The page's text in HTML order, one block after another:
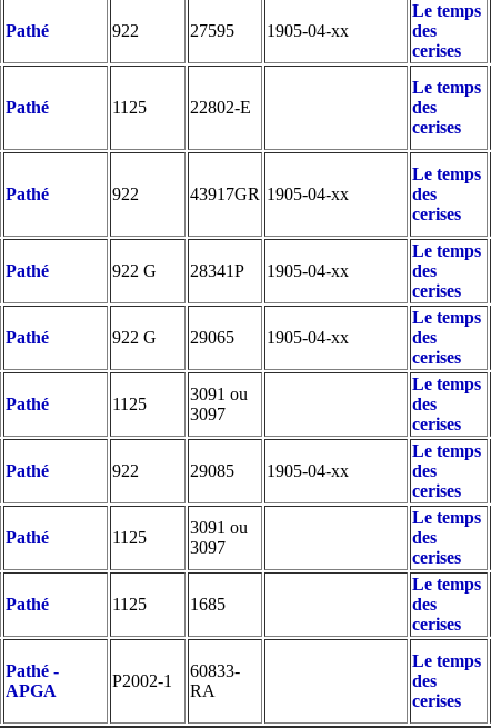
Pathé 922 27595 1905-04-xx
Le temps
des
cerises
Pathé 1125 22802-E
Le temps
des
cerises
Pathé 922 43917GR 1905-04-xx
Le temps
des
cerises
Pathé 922 G 28341P 1905-04-xx
Le temps
des
cerises
Pathé 922 G 29065 1905-04-xx
Le temps
des
cerises
Pathé 1125
3091 ou
3097
Le temps
des
cerises
Pathé 922 29085 1905-04-xx
Le temps
des
cerises
Pathé 1125
3091 ou
3097
Le temps
des
cerises
Pathé 1125 1685
Le temps
des
cerises
Pathé -
APGA
P2002-1
60833-
RA
Le temps
des
cerises